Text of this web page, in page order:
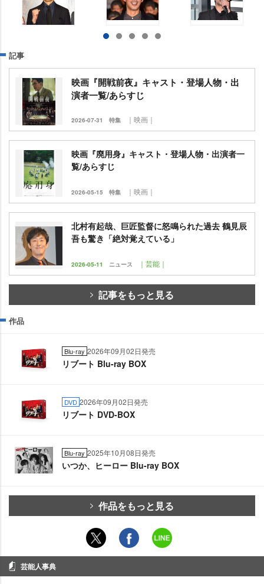
記事
映画『開戦前夜』キャスト・登場人物・出
演者一覧/あらすじ
2026-07-31 特集 ｜映画｜
映画『廃用身』キャスト・登場人物・出演者一
覧/あらすじ
2026-05-15 特集 ｜映画｜
北村有起哉、巨匠監督に怒鳴られた過去 鶴見辰
吾も驚き「絶対覚えている」
2026-05-11 ニュース ｜芸能｜
記事をもっと見る
作品
Blu-ray 2026年09月02日発売
リブート Blu-ray BOX
DVD 2026年09月02日発売
リブート DVD-BOX
Blu-ray 2025年10月08日発売
いつか、ヒーロー Blu-ray BOX
作品をもっと見る
芸能人事典